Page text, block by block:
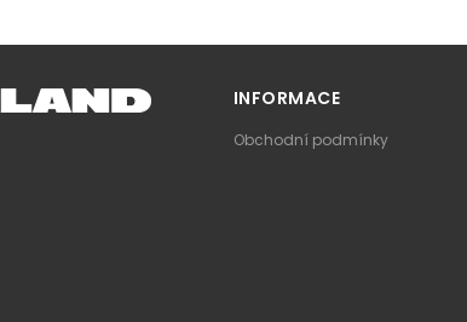
PRIDAŤ DO KOŠÍKA
INFORMACE
Obchodní podmínky